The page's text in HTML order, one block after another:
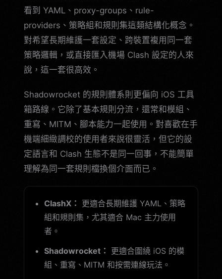
看到 YAML、proxy-groups、rule-
providers、策略組和規則集這類結構化概念。
對希望長期維護一套設定、跨裝置複用同一套
策略邏輯，或直接匯入機場 Clash 設定的人來
說，這一套很高效。
Shadowrocket 的規則體系則更偏向 iOS 工具
箱路線。它除了基本規則分流，還常和模組、
重寫、MITM、腳本能力一起使用。對喜歡在手
機端細緻調校的使用者來說很靈活，但它的設
定語言和 Clash 生態不是同一回事，不能簡單
理解為同一套規則檔換個介面而已。
ClashX： 更適合長期維護 YAML、策略
組和規則集，尤其適合 Mac 主力使用
者。
Shadowrocket： 更適合圍繞 iOS 的模
組、重寫、MITM 和按需連線玩法。